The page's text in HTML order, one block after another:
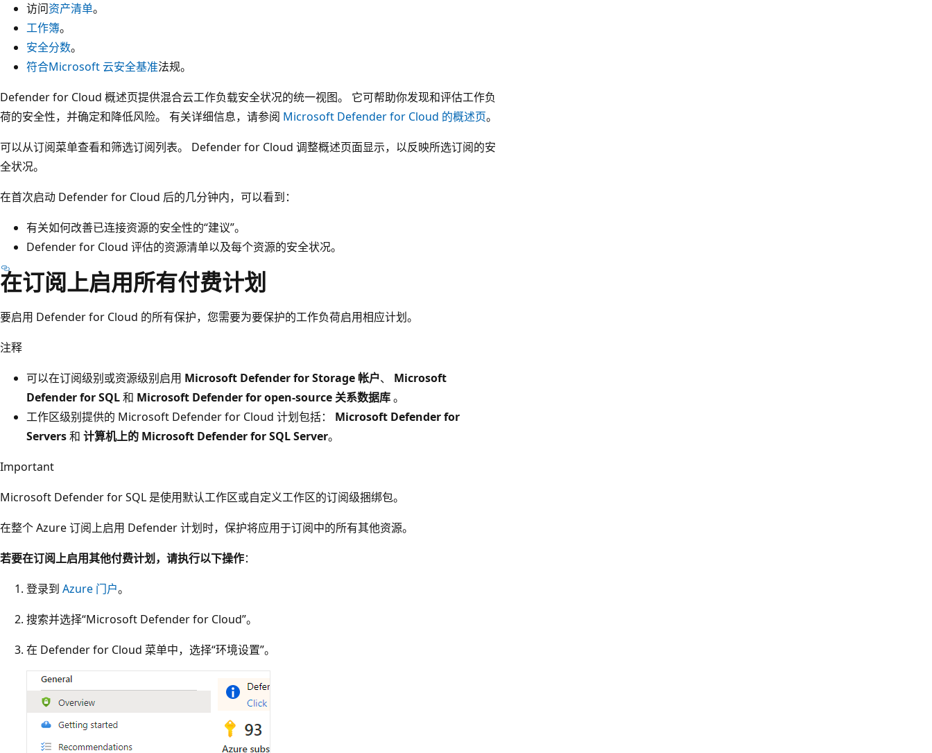
访问资产清单。
工作簿。
安全分数。
符合Microsoft 云安全基准法规。
Defender for Cloud 概述页提供混合云工作负载安全状况的统一视图。 它可帮助你发现和评估工作负
荷的安全性，并确定和降低风险。 有关详细信息，请参阅 Microsoft Defender for Cloud 的概述页。
可以从订阅菜单查看和筛选订阅列表。 Defender for Cloud 调整概述页面显示，以反映所选订阅的安
全状况。
在首次启动 Defender for Cloud 后的几分钟内，可以看到：
有关如何改善已连接资源的安全性的“建议”。
Defender for Cloud 评估的资源清单以及每个资源的安全状况。
在订阅上启用所有付费计划
要启用 Defender for Cloud 的所有保护，您需要为要保护的工作负荷启用相应计划。
注释
可以在订阅级别或资源级别启用 Microsoft Defender for Storage 帐户、 Microsoft
Defender for SQL和 Microsoft Defender for open-source 关系数据库。
工作区级别提供的 Microsoft Defender for Cloud 计划包括： Microsoft Defender for
Servers和 计算机上的 Microsoft Defender for SQL Server。
Important
Microsoft Defender for SQL 是使用默认工作区或自定义工作区的订阅级捆绑包。
在整个 Azure 订阅上启用 Defender 计划时，保护将应用于订阅中的所有其他资源。
若要在订阅上启用其他付费计划，请执行以下操作：
登录到 Azure 门户。
搜索并选择“Microsoft Defender for Cloud”。
在 Defender for Cloud 菜单中，选择“环境设置”。